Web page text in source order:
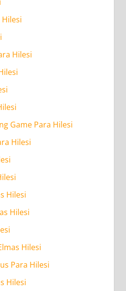
Hilesi
Game Para Hilesi
Hilesi
Hilesi
Hilesi
Hilesi
Para Hilesi
Hilesi